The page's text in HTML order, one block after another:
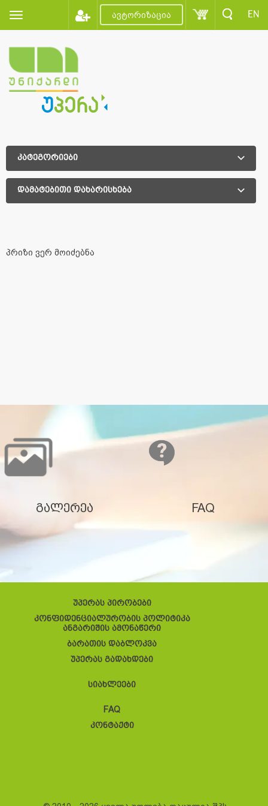
ავტორიზაცია EN
კატეგორიები
დამატებითი დახარისხება
პრიზი ვერ მოიძებნა
გალერეა FAQ
უპერას პირობები
კონფიდენციალურობის პოლიტიკა
ანგარიშის ამონაწერი
ბარათის დაბლოკვა
უპერას გადახდები
სიახლეები
FAQ
კონტაქტი